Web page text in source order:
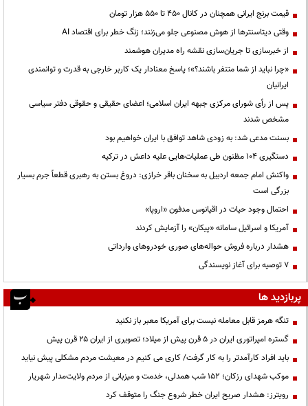
قیمت‌ برنج ایرانی همچنان در کانال ۴۵۰ تا ۵۵۰ هزار تومان
وقتی دیتاسنترها از هوش مصنوعی جلو می‌زنند؛ زنگ خطر برای اقتصاد AI
از خبرسازی تا جریان‌سازی نقشه راه مدیران هوشمند
«چرا نباید از شما متنفر باشند؟»؛ پاسخ معنادار یک کاربر خارجی به قدرت و توانمندی
ایرانیان
پس از رأی شورای مرکزی جبهه ایران اسلامی؛ اعضای حقیقی و حقوقی دفتر سیاسی
مشخص شدند
بسنت مدعی شد: به زودی شاهد توافق با ایران خواهیم بود
دستگیری ۱۰۴ مظنون طی عملیات‌هایی علیه داعش در ترکیه
واکنش امام جمعه اردبیل به سخنان باقر خرازی: دروغ بستن به رهبری قطعاً جرم بسیار
بزرگی است
احتمال وجود حیات در اقیانوس مدفون «اروپا»
آمریکا و اسرائیل سامانه «پیکان» را آزمایش کردند
هشدار درباره فروش حواله‌های صوری خودروهای وارداتی
۷ توصیه برای آغاز نویسندگی
پربازدید ها
تنگه هرمز قابل معامله نیست برای آمریکا معبر باز نکنید
گستره امپراتوری ایران در ۵ قرن پیش از میلاد؛ تصویری از ایران ۲۵ قرن پیش
باید افراد کارآمدتر را به کار گرفت/ کاری می کنیم در معیشت مردم مشکلی پیش نیاید
موکب شهدای رزکان؛ ۱۵۲ شب همدلی، خدمت و میزبانی از مردم ولایت‌مدار شهریار
رویترز: هشدار صریح ایران خطر شروع جنگ را متوقف کرد